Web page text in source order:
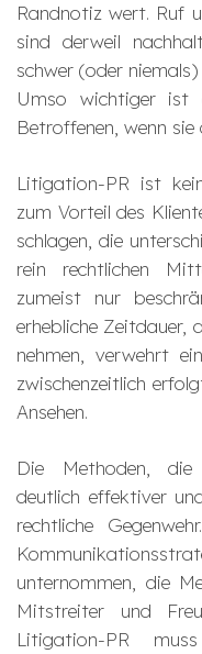
Randnotiz wert. Ruf
sind derweil
schwer (oder niemals)
Umso wichtiger ist
Betroffenen, wenn
Litigation-PR ist
zum Vorteil des
schlagen, die
rein rechtlichen
zumeist nur
erhebliche Zeitdauer,
nehmen, verwehrt
zwischenzeitlich
Ansehen.
Die Methoden,
deutlich effektiver
rechtliche
unternommen, die
Mitstreiter und
Litigation-PR